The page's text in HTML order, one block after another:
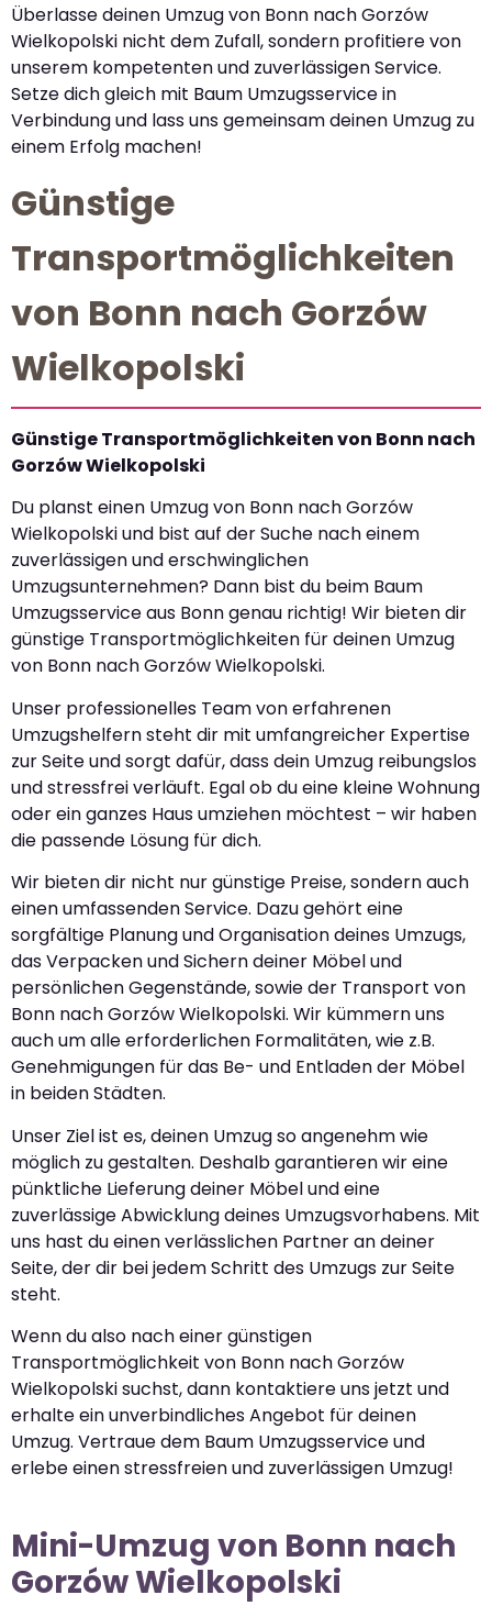
Überlasse deinen Umzug von Bonn nach Gorzów
Wielkopolski nicht dem Zufall, sondern profitiere von
unserem kompetenten und zuverlässigen Service.
Setze dich gleich mit Baum Umzugsservice in
Verbindung und lass uns gemeinsam deinen Umzug zu
einem Erfolg machen!
Günstige
Transportmöglichkeiten
von Bonn nach Gorzów
Wielkopolski
Günstige Transportmöglichkeiten von Bonn nach
Gorzów Wielkopolski
Du planst einen Umzug von Bonn nach Gorzów
Wielkopolski und bist auf der Suche nach einem
zuverlässigen und erschwinglichen
Umzugsunternehmen? Dann bist du beim Baum
Umzugsservice aus Bonn genau richtig! Wir bieten dir
günstige Transportmöglichkeiten für deinen Umzug
von Bonn nach Gorzów Wielkopolski.
Unser professionelles Team von erfahrenen
Umzugshelfern steht dir mit umfangreicher Expertise
zur Seite und sorgt dafür, dass dein Umzug reibungslos
und stressfrei verläuft. Egal ob du eine kleine Wohnung
oder ein ganzes Haus umziehen möchtest – wir haben
die passende Lösung für dich.
Wir bieten dir nicht nur günstige Preise, sondern auch
einen umfassenden Service. Dazu gehört eine
sorgfältige Planung und Organisation deines Umzugs,
das Verpacken und Sichern deiner Möbel und
persönlichen Gegenstände, sowie der Transport von
Bonn nach Gorzów Wielkopolski. Wir kümmern uns
auch um alle erforderlichen Formalitäten, wie z.B.
Genehmigungen für das Be- und Entladen der Möbel
in beiden Städten.
Unser Ziel ist es, deinen Umzug so angenehm wie
möglich zu gestalten. Deshalb garantieren wir eine
pünktliche Lieferung deiner Möbel und eine
zuverlässige Abwicklung deines Umzugsvorhabens. Mit
uns hast du einen verlässlichen Partner an deiner
Seite, der dir bei jedem Schritt des Umzugs zur Seite
steht.
Wenn du also nach einer günstigen
Transportmöglichkeit von Bonn nach Gorzów
Wielkopolski suchst, dann kontaktiere uns jetzt und
erhalte ein unverbindliches Angebot für deinen
Umzug. Vertraue dem Baum Umzugsservice und
erlebe einen stressfreien und zuverlässigen Umzug!
Mini-Umzug von Bonn nach
Gorzów Wielkopolski